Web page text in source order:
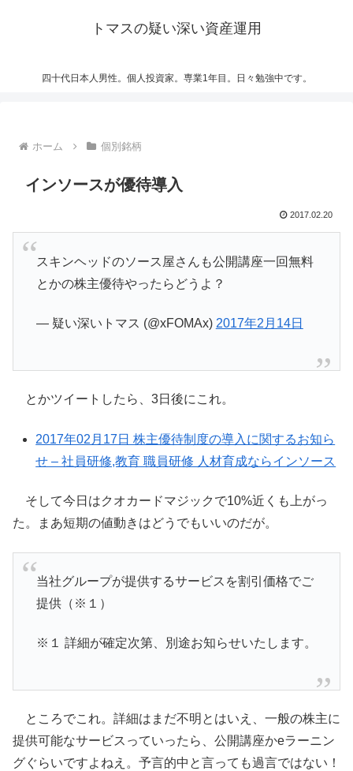
トマスの疑い深い資産運用
四十代日本人男性。個人投資家。専業1年目。日々勉強中です。
ホーム 個別銘柄
インソースが優待導入
2017.02.20
スキンヘッドのソース屋さんも公開講座一回無料
とかの株主優待やったらどうよ？
— 疑い深いトマス (@xFOMAx) 2017年2月14日
とかツイートしたら、3日後にこれ。
2017年02月17日 株主優待制度の導入に関するお知ら
せ – 社員研修,教育 職員研修 人材育成ならインソース
そして今日はクオカードマジックで10%近くも上がっ
た。まあ短期の値動きはどうでもいいのだが。
当社グループが提供するサービスを割引価格でご
提供（※１）
※１ 詳細が確定次第、別途お知らせいたします。
ところでこれ。詳細はまだ不明とはいえ、一般の株主に
提供可能なサービスっていったら、公開講座かeラーニン
グぐらいですよねえ。予言的中と言っても過言ではない！